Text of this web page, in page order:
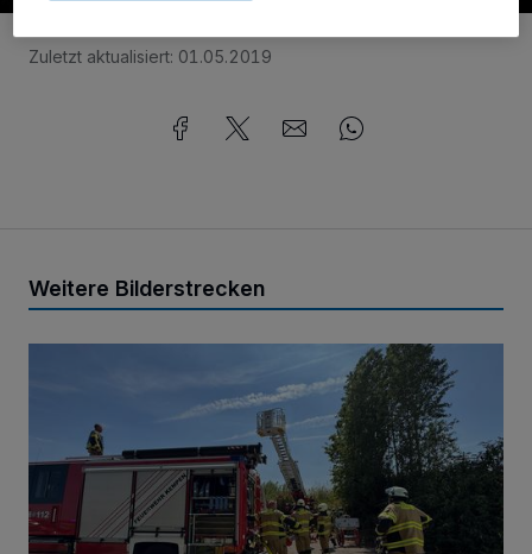
Zuletzt aktualisiert: 01.05.2019
Weitere Bilderstrecken